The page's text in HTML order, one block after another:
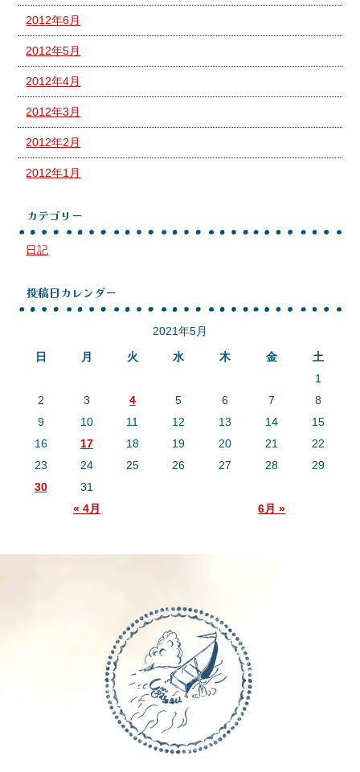
2012年6月
2012年5月
2012年4月
2012年3月
2012年2月
2012年1月
カテゴリー
日記
投稿日カレンダー
2021年5月
日
月 火 水 木 金 土
« 4月 6月 »
1
2
3 4 5 6 7
8
9
10 11 12 13 14
15
16
17 18 19 20 21
22
23
24 25 26 27 28
29
30
31